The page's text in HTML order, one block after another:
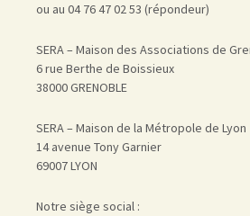
ou au 04 76 47 02 53 (répondeur)
SERA – Maison des Associations de
6 rue Berthe de Boissieux
38000 GRENOBLE
SERA – Maison de la Métropole de Lyon
14 avenue Tony Garnier
69007 LYON
Notre siège social :